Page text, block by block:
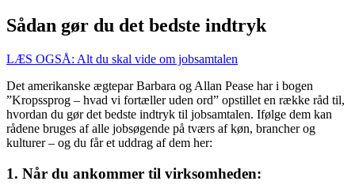
Sådan gør du det bedste indtryk
LÆS OGSÅ: Alt du skal vide om jobsamtalen
Det amerikanske ægtepar Barbara og Allan Pease har i bogen
”Kropssprog – hvad vi fortæller uden ord” opstillet en række råd til,
hvordan du gør det bedste indtryk til jobsamtalen. Ifølge dem kan
rådene bruges af alle jobsøgende på tværs af køn, brancher og
kulturer – og du får et uddrag af dem her:
1. Når du ankommer til virksomheden: